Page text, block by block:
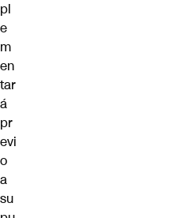
pl
e
m
en
tar
á
pr
evi
o
a
su